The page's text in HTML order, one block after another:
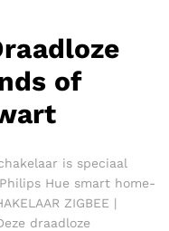
of
is speciaal
Hue smart home-
ZIGBEE |
draadloze